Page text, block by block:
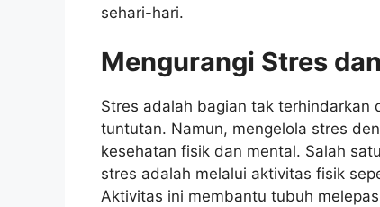
sehari-hari.
Mengurangi Stres
Stres adalah bagian tak terhindarkan
tuntutan. Namun, mengelola stres
kesehatan fisik dan mental. Salah
stres adalah melalui aktivitas fisik
Aktivitas ini membantu tubuh